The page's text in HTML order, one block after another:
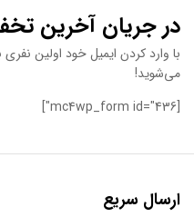
در جریان آخرین
با وارد کردن ایمیل خود اولین
می‌شوید!
[mc4wp_form id="436"]
ارسال سریع